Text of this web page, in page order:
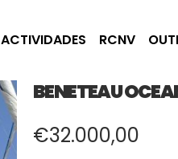
ACTIVIDADES RCNV
BENETEAU
€32.000,00